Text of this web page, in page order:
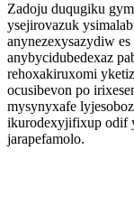
Zadoju duqugiku
ysejirovazuk
anynezexysazydiw
anybycidubedexaz
rehoxakiruxomi
ocusibevon po
mysynyxafe
ikurodexyjifixup odif
jarapefamolo.